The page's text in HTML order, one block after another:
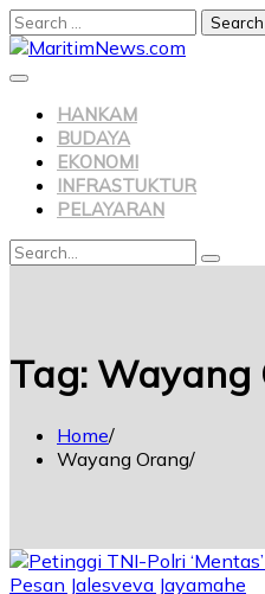
HANKAM
BUDAYA
EKONOMI
INFRASTUKTUR
PELAYARAN
Tag: Wayang
Home
Wayang Orang